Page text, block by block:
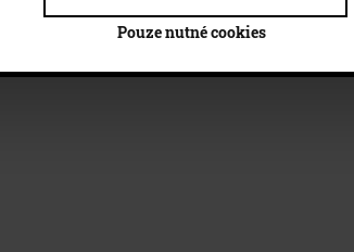
Pouze nutné cookies